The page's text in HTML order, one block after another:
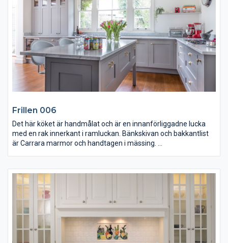
Benstativet på köksbordet är tillverkat av oss och bordskivan är
Frillen 006
Det här köket är handmålat och är en innanförliggadne lucka
med en rak innerkant i ramluckan. Bänkskivan och bakkantlist
är Carrara marmor och handtagen i mässing.
har valt en benställning och att lådorna inte går ner mot golv…
Köksön fungera både som matplats och arbetsyta.